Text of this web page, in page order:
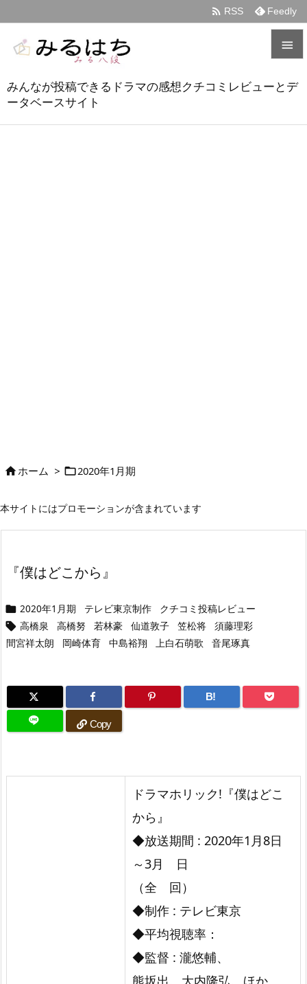
みんなが投稿できるドラマの感想クチコミレビューとデ
ータベースサイト

メニュ
 RSS Feedly
ホーム > 2020年1月期
本サイトにはプロモーションが含まれています
『僕はどこから』
 2020年1月期 テレビ東京制作 クチコミ投稿レビュー
 高橋泉 高橋努 若林豪 仙道敦子 笠松将
須藤理彩
間宮祥太朗
岡崎体育 中島裕翔 上白石萌歌 音尾琢真
B!
Copy
ドラマホリック!『僕はどこ
から』
◆放送期間 : 2020年1月8日
～3月 日
（全 回）
◆制作 : テレビ東京
◆平均視聴率：
◆監督 : 瀧悠輔、
熊坂出、大内隆弘、ほか